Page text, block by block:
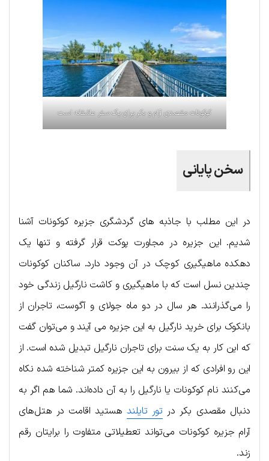
کوکونات مقصدی آرام و بکر برای یک سفر عاشقانه است
سخن پایانی
در این مطلب با جاذبه های گردشگری جزیره کوکونات آشنا
شدیم. این جزیره در مجاورت پوکت قرار گرفته و تنها یک
دهکده ماهیگیری کوچک در آن وجود دارد. ساکنان کوکونات
چندین نسل است که با ماهیگیری و کاشت نارگیل زندگی خود
را می‌گذرانند. هر سال در دو ماه جولای و آگوست، تاجران از
بانکوک برای خرید نارگیل به این جزیره می آیند و می‌توان گفت
که این کار به یک سنت برای تاجران نارگیل تبدیل شده است. از
این رو افرادی که از بیرون به این جزیره کمتر شناخته شده نکاه
می‌کنند نام کوکونات یا نارگیل را به آن داده‌اند. شما هم اگر به
دنبال مقصدی بکر در تور تایلندهستید اقامت در هتل‌های
آرام جزیره کوکونات می‌تواند تعطیلاتی متفاوت را برایتان رقم
زند.